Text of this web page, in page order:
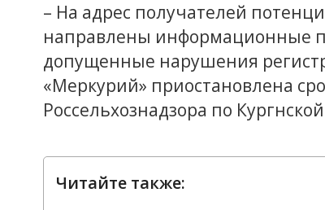
– На адрес получателей
направлены информационные
допущенные нарушения
«Меркурий» приостановлена
Россельхознадзора по
Читайте также: